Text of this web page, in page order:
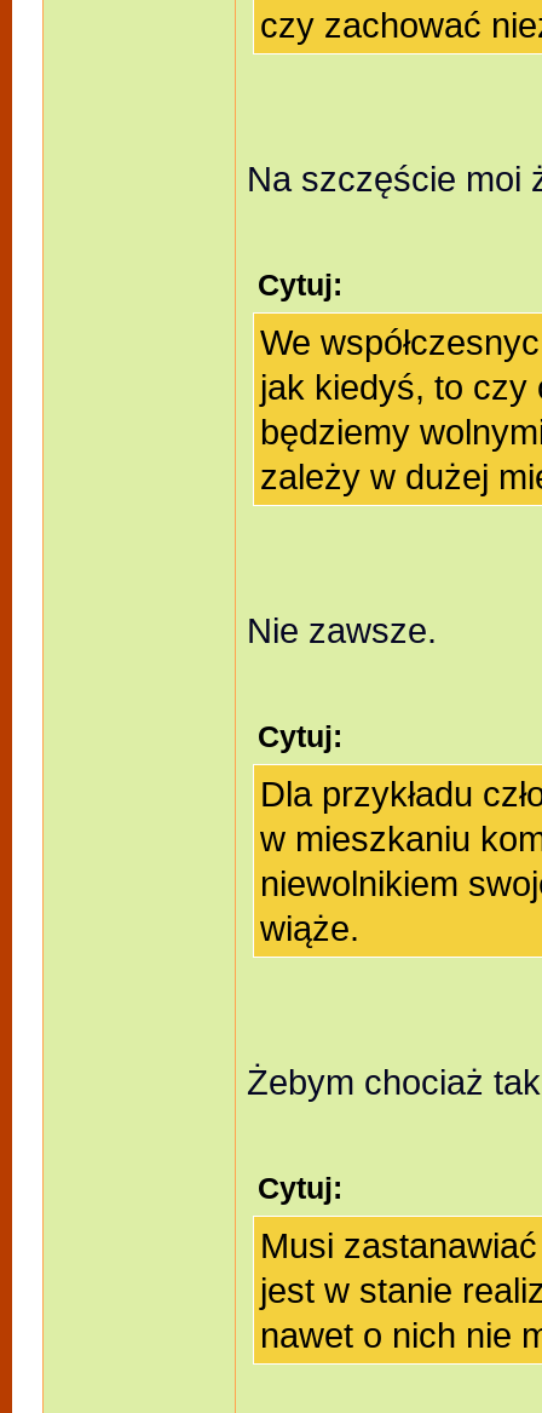
czy zachować
Na szczęście moi
Cytuj:
We
jak kiedyś, to
będziemy
zależy w dużej
Nie zawsze.
Cytuj:
Dla przykładu
w mieszkaniu
niewolnikiem
wiąże.
Żebym chociaż
Cytuj:
Musi
jest w stanie
nawet o nich nie